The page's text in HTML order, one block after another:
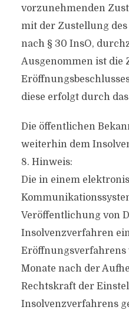
vorzunehmenden
mit der Zustellung
nach § 30 InsO,
Ausgenommen ist die
diese erfolgt durch
Die öffentlichen
weiterhin dem
8. Hinweis:
Die in einem
Veröffentlichung von
Insolvenzverfahren
Eröffnungsverfahrens
Monate nach der
Rechtskraft der
Insolvenzverfahrens